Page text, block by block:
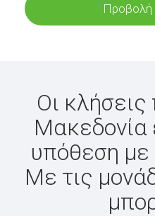
Οι
Μακεδονία
υπόθεση
Με τις